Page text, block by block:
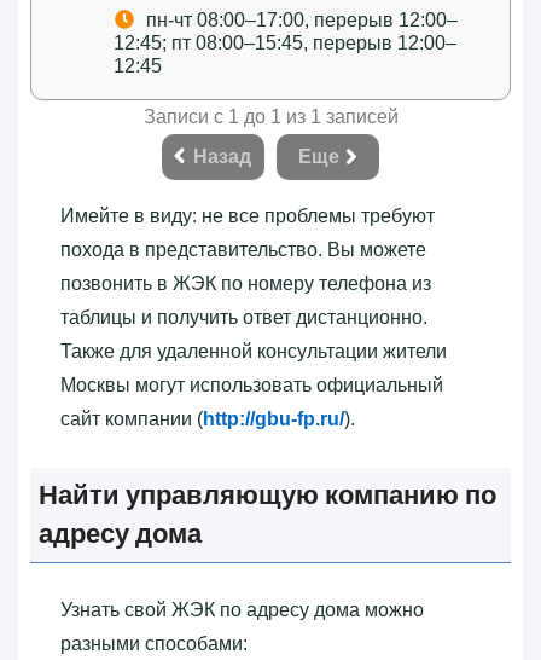
пн-чт 08:00–17:00, перерыв 12:00–
12:45; пт 08:00–15:45, перерыв 12:00–
12:45
Записи с 1 до 1 из 1 записей
Назад
Еще
Имейте в виду: не все проблемы требуют
похода в представительство. Вы можете
позвонить в ЖЭК по номеру телефона из
таблицы и получить ответ дистанционно.
Также для удаленной консультации жители
Москвы могут использовать официальный
сайт компании (http://gbu-fp.ru/).
Найти управляющую компанию по
адресу дома
Узнать свой ЖЭК по адресу дома можно
разными способами: